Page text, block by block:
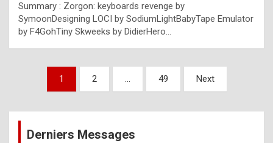
l
e
x
a
Summary : Zorgon: keyboards revenge by
SymoonDesigning LOCI by SodiumLightBabyTape Emulator
by F4GohTiny Skweeks by DidierHero…
Pagination
publications
1 2 … 49 Next
Derniers Messages